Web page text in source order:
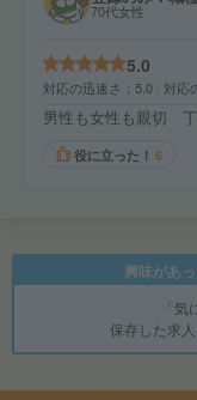
70代女性
5.0
対応の迅速さ 5.0 対応
男性も女性も親切
役に立った！ 6
興味があ
「
保存した求人